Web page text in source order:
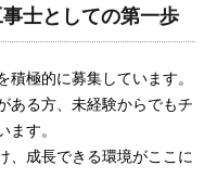
士としての第一歩
極的に募集しています。
ある方、未経験からでもチ
す。
、成長できる環境がここに